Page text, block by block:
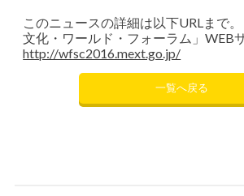
このニュースの詳細は以下URLまで
文化・ワールド・フォーラム」WEB
http://wfsc2016.mext.go.jp/
一覧へ戻る